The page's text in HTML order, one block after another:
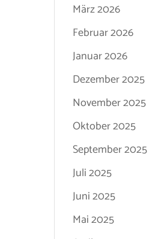
März 2026
Februar 2026
Januar 2026
Dezember 2025
November 2025
Oktober 2025
September 2025
Juli 2025
Juni 2025
Mai 2025